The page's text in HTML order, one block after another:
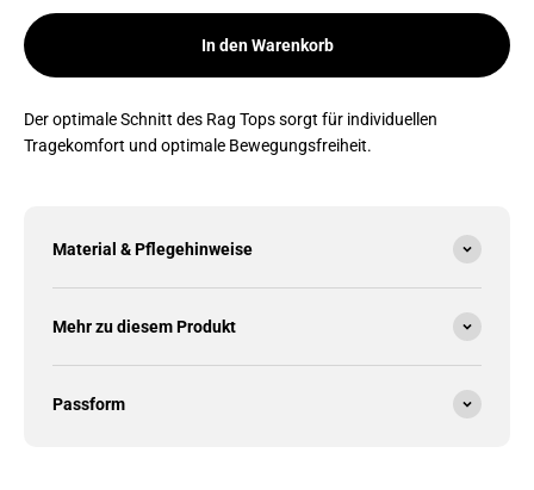
In den Warenkorb
Der optimale Schnitt des Rag Tops sorgt für individuellen
Tragekomfort und optimale Bewegungsfreiheit.
Material & Pflegehinweise
Mehr zu diesem Produkt
Passform